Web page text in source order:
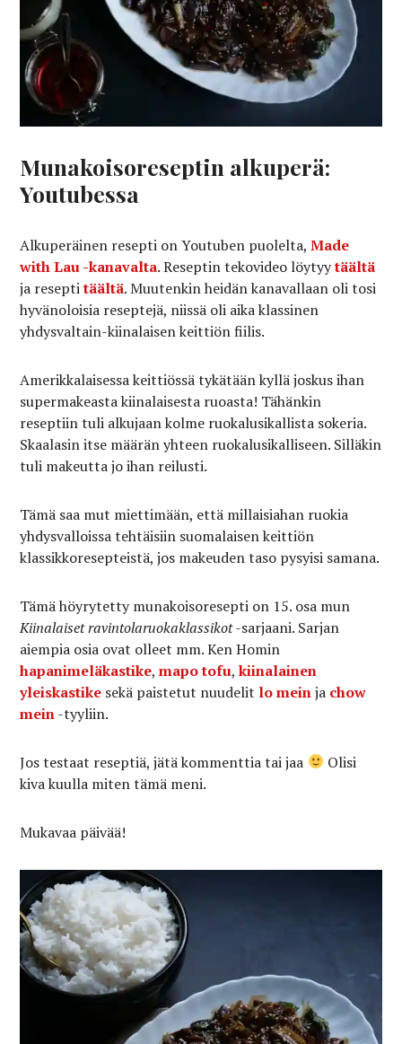
Munakoisoreseptin alkuperä:
Youtubessa
Alkuperäinen resepti on Youtuben puolelta,Made
with Lau -kanavalta. Reseptin tekovideo löytyytäältä
ja reseptitäältä. Muutenkin heidän kanavallaan oli tosi
hyvänoloisia reseptejä, niissä oli aika klassinen
yhdysvaltain-kiinalaisen keittiön fiilis.
Amerikkalaisessa keittiössä tykätään kyllä joskus ihan
supermakeasta kiinalaisesta ruoasta! Tähänkin
reseptiin tuli alkujaan kolme ruokalusikallista sokeria.
Skaalasin itse määrän yhteen ruokalusikalliseen. Silläkin
tuli makeutta jo ihan reilusti.
Tämä saa mut miettimään, että millaisiahan ruokia
yhdysvalloissa tehtäisiin suomalaisen keittiön
klassikkoresepteistä, jos makeuden taso pysyisi samana.
Tämä höyrytetty munakoisoresepti on 15. osa mun
Kiinalaiset ravintolaruokaklassikot-sarjaani. Sarjan
aiempia osia ovat olleet mm. Ken Homin
hapanimeläkastike,mapo tofu,kiinalainen
yleiskastike sekä paistetut nuudelit lo meinja chow
mein-tyyliin.
Jos testaat reseptiä, jätä kommenttia tai jaa
Olisi
kiva kuulla miten tämä meni.
Mukavaa päivää!